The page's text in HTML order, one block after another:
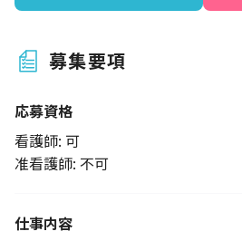
募集要項
応募資格
看護師: 可
准看護師: 不可
仕事内容